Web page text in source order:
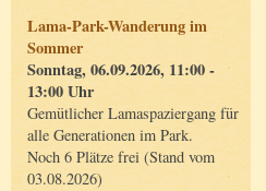
Lama-Park-Wanderung im
Sommer
Sonntag, 06.09.2026, 11:00 -
13:00 Uhr
Gemütlicher Lamaspaziergang für
alle Generationen im Park.
Noch 6 Plätze frei (Stand vom
03.08.2026)